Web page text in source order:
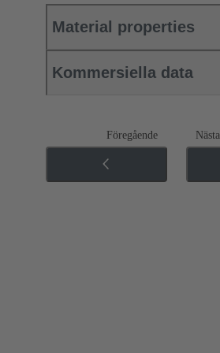
Material properties
Kommersiella data
Föregående Nästa